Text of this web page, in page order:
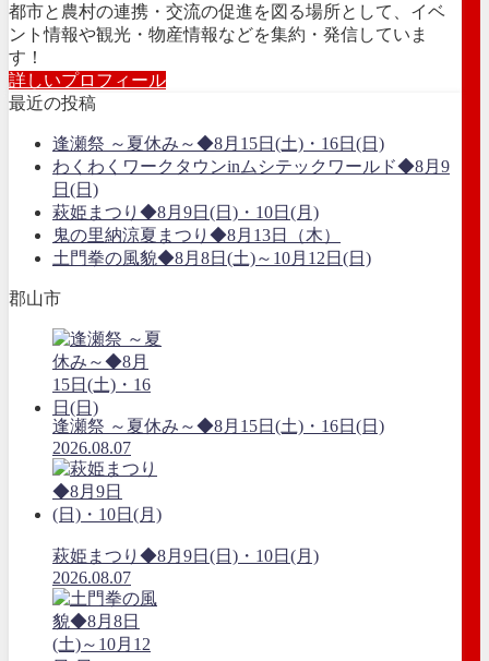
都市と農村の連携・交流の促進を図る場所として、イベ
ント情報や観光・物産情報などを集約・発信していま
す！
詳しいプロフィール
最近の投稿
逢瀬祭 ～夏休み～◆8月15日(土)・16日(日)
わくわくワークタウンinムシテックワールド◆8月9
日(日)
萩姫まつり◆8月9日(日)・10日(月)
鬼の里納涼夏まつり◆8月13日（木）
土門拳の風貌◆8月8日(土)～10月12日(日)
郡山市
逢瀬祭 ～夏休み～◆8月15日(土)・16日(日)
2026.08.07
萩姫まつり◆8月9日(日)・10日(月)
2026.08.07